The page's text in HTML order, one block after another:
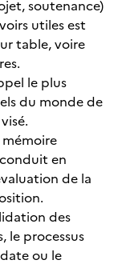
soutenance)
utiles est
table, voire
le plus
du monde de
en
de la
des
le processus
ou le